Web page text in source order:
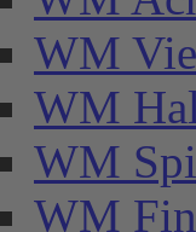
WM
WM
WM
WM